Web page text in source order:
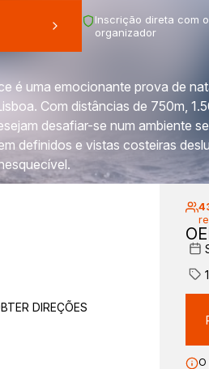
Inscrição direta com o
organizador
é uma emocionante prova de
Com distâncias de 750m,
desafiar-se num ambiente
definidos e vistas costeiras
DIREÇÕES
O